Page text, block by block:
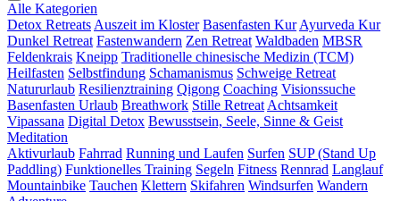
Alle Kategorien
Detox Retreats Auszeit im Kloster Basenfasten Kur Ayurveda Kur
Dunkel Retreat Fastenwandern Zen Retreat Waldbaden MBSR
Feldenkrais Kneipp Traditionelle chinesische Medizin (TCM)
Heilfasten Selbstfindung Schamanismus Schweige Retreat
Natururlaub Resilienztraining Qigong Coaching Visionssuche
Basenfasten Urlaub Breathwork Stille Retreat Achtsamkeit
Vipassana Digital Detox Bewusstsein, Seele, Sinne & Geist
Meditation
Aktivurlaub Fahrrad Running und Laufen Surfen SUP (Stand Up
Paddling) Funktionelles Training Segeln Fitness Rennrad Langlauf
Mountainbike Tauchen Klettern Skifahren Windsurfen Wandern